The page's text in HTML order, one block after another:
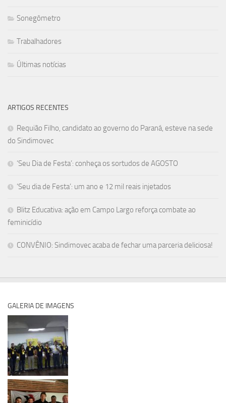
Sonegômetro
Trabalhadores
Últimas notícias
ARTIGOS RECENTES
Requião Filho, candidato ao governo do Paraná, esteve na sede
do Sindimovec
‘Seu Dia de Festa’: conheça os sortudos de AGOSTO
‘Seu dia de Festa’: um ano e 12 mil reais injetados
Blitz Educativa: ação em Campo Largo reforça combate ao
feminicídio
CONVÊNIO: Sindimovec acaba de fechar uma parceria deliciosa!
GALERIA DE IMAGENS